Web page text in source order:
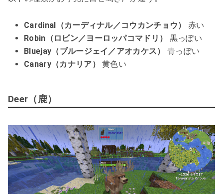
Cardinal（カーディナル／コウカンチョウ）
赤い
Robin（ロビン／ヨーロッパコマドリ）
黒っぽい
Bluejay（ブルージェイ／アオカケス）
青っぽい
Canary（カナリア）
黄色い
Deer（鹿）